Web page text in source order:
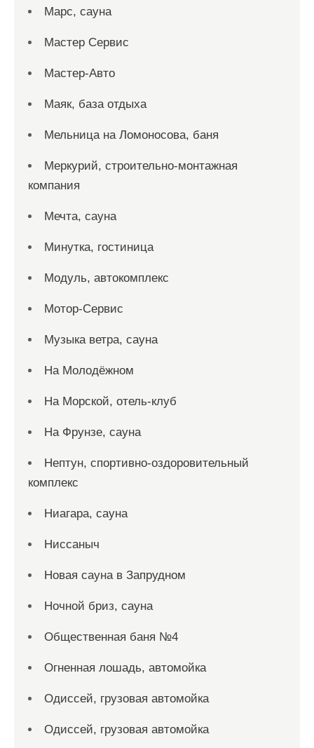
Марс, сауна
Мастер Сервис
Мастер-Авто
Маяк, база отдыха
Мельница на Ломоносова, баня
Меркурий, строительно-монтажная
компания
Мечта, сауна
Минутка, гостиница
Модуль, автокомплекс
Мотор-Сервис
Музыка ветра, сауна
На Молодёжном
На Морской, отель-клуб
На Фрунзе, сауна
Нептун, спортивно-оздоровительный
комплекс
Ниагара, сауна
Ниссаныч
Новая сауна в Запрудном
Ночной бриз, сауна
Общественная баня №4
Огненная лошадь, автомойка
Одиссей, грузовая автомойка
Одиссей, грузовая автомойка